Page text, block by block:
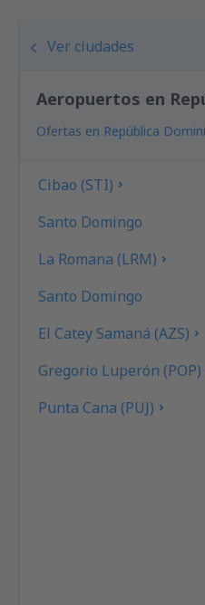
Ver ciudades
Aeropuertos en
Ofertas en República
Cibao (STI)
Santo Domingo
La Romana (LRM)
Santo Domingo
El Catey Samaná (AZS)
Gregorio Luperón (POP)
Punta Cana (PUJ)